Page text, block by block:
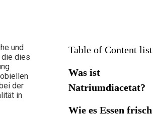
und
dies
der
in
Table of Content list
Was ist
Natriumdiacetat?
Wie es Essen frisch